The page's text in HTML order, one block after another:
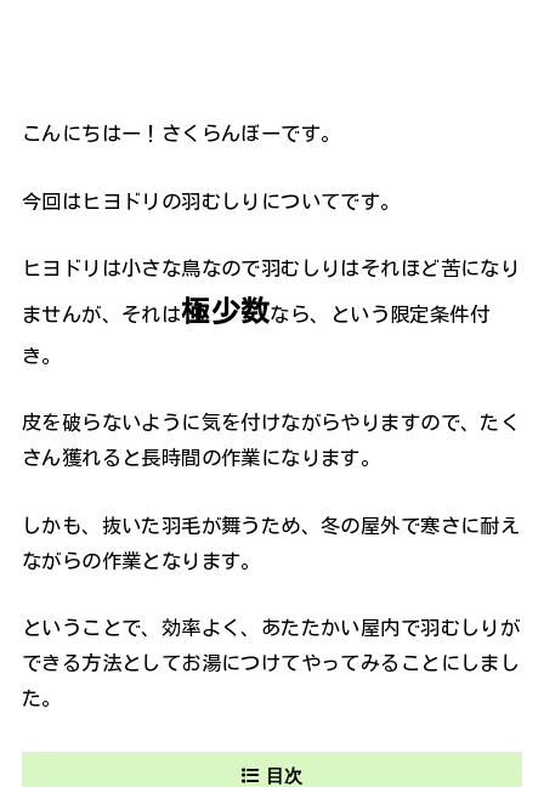
こんにちはー！さくらんぼーです。
今回はヒヨドリの羽むしりについてです。
ヒヨドリは小さな鳥なので羽むしりはそれほど苦になり
ませんが、それは極少数なら、という限定条件付
き。
皮を破らないように気を付けながらやりますので、たく
さん獲れると長時間の作業になります。
しかも、抜いた羽毛が舞うため、冬の屋外で寒さに耐え
ながらの作業となります。
ということで、効率よく、あたたかい屋内で羽むしりが
できる方法としてお湯につけてやってみることにしまし
た。
目次